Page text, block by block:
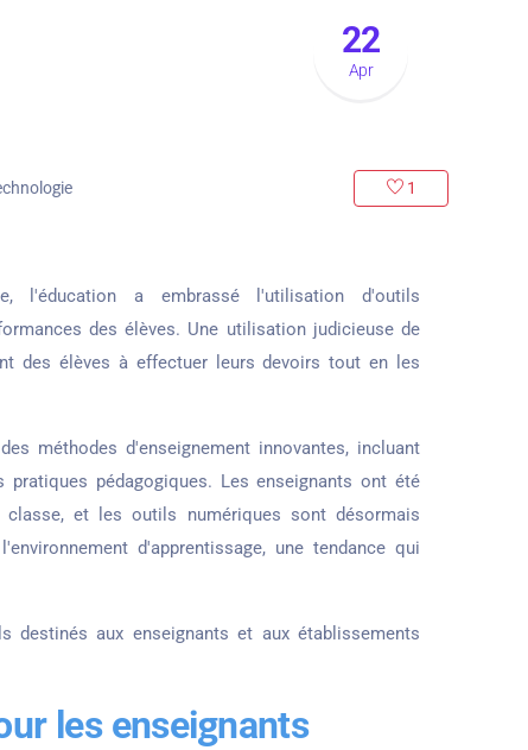
22
Apr
1
l'éducation a embrassé l'utilisation d'outils
des élèves. Une utilisation judicieuse de
des élèves à effectuer leurs devoirs tout en les
méthodes d'enseignement innovantes, incluant
pédagogiques. Les enseignants ont été
et les outils numériques sont désormais
d'apprentissage, une tendance qui
destinés aux enseignants et aux établissements
les enseignants